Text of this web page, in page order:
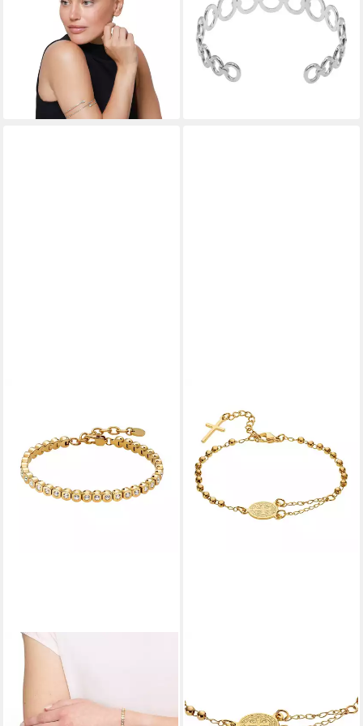
poliert (Armband, inkl.
Geschenkverpackung), Upper
arm cuff Damen
36,90 €
lieferbar - in 2-3 Werktagen bei dir
(Armband, inkl.
Geschenkverpackung),
moderner Armreif für Damen
29,90 €